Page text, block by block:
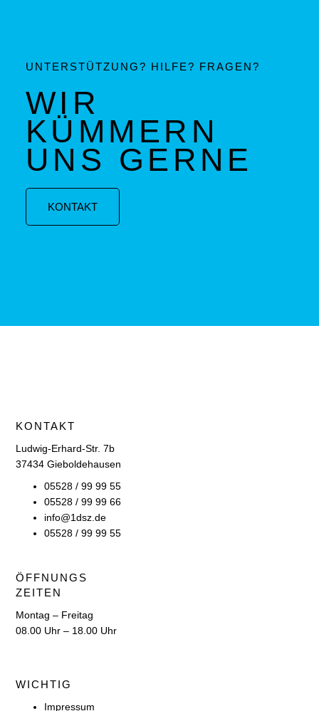
UNTERSTÜTZUNG? HILFE? FRAGEN?
WIR
KÜMMERN
UNS GERNE
KONTAKT
KONTAKT
Ludwig-Erhard-Str. 7b
37434 Gieboldehausen
05528 / 99 99 55
05528 / 99 99 66
info@1dsz.de
05528 / 99 99 55
ÖFFNUNGS
ZEITEN
Montag – Freitag
08.00 Uhr – 18.00 Uhr
WICHTIG
Impressum